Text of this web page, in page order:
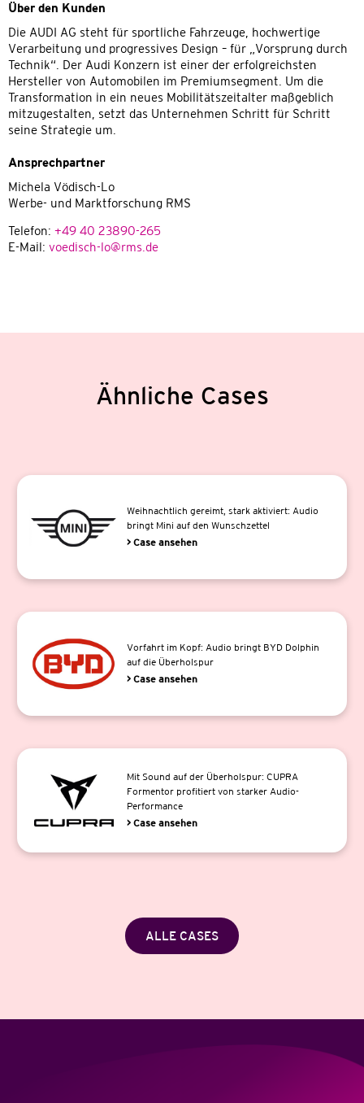
Über den Kunden
Die AUDI AG steht für sportliche Fahrzeuge, hochwertige
Verarbeitung und progressives Design – für „Vorsprung durch
Technik“. Der Audi Konzern ist einer der erfolgreichsten
Hersteller von Automobilen im Premiumsegment. Um die
Transformation in ein neues Mobilitätszeitalter maßgeblich
mitzugestalten, setzt das Unternehmen Schritt für Schritt
seine Strategie um.
Ansprechpartner
Michela Vödisch-Lo
Werbe- und Marktforschung RMS
Telefon: +49 40 23890-265
E-Mail: voedisch-lo@rms.de
Ähnliche Cases
Weihnachtlich gereimt, stark aktiviert: Audio
bringt Mini auf den Wunschzettel
> Case ansehen
Vorfahrt im Kopf: Audio bringt BYD Dolphin
auf die Überholspur
> Case ansehen
Mit Sound auf der Überholspur: CUPRA
Formentor profitiert von starker Audio-
Performance
> Case ansehen
ALLE CASES